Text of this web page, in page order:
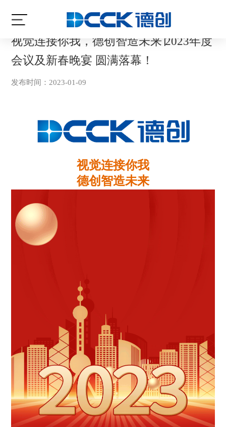
当前位置:首页 /最新资讯 /公司动态
视觉连接你我，德创智造未来∣2023年度
会议及新春晚宴 圆满落幕！
发布时间：2023-01-09
视觉连接你我
德创智造未来